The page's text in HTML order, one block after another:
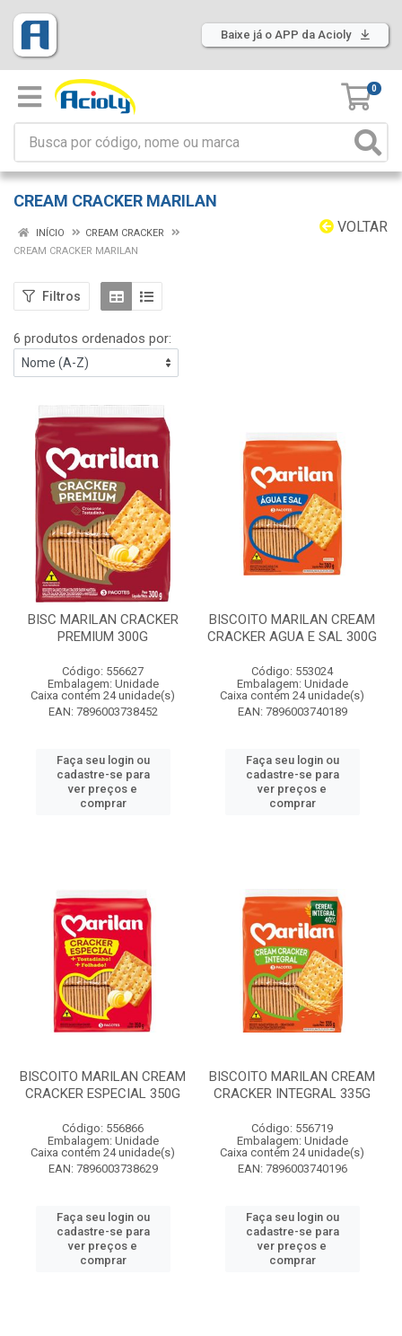
Baixe já o APP da Acioly
0
CREAM CRACKER MARILAN
VOLTAR
INÍCIO
CREAM CRACKER
CREAM CRACKER MARILAN
Filtros
6 produtos ordenados por:
BISC MARILAN CRACKER
PREMIUM 300G
Código: 556627
Embalagem: Unidade
Caixa contém 24 unidade(s)
EAN: 7896003738452
Faça seu login ou
cadastre-se para
ver preços e
comprar
BISCOITO MARILAN CREAM
CRACKER AGUA E SAL 300G
Código: 553024
Embalagem: Unidade
Caixa contém 24 unidade(s)
EAN: 7896003740189
Faça seu login ou
cadastre-se para
ver preços e
comprar
BISCOITO MARILAN CREAM
CRACKER ESPECIAL 350G
Código: 556866
Embalagem: Unidade
Caixa contém 24 unidade(s)
EAN: 7896003738629
Faça seu login ou
cadastre-se para
ver preços e
comprar
BISCOITO MARILAN CREAM
CRACKER INTEGRAL 335G
Código: 556719
Embalagem: Unidade
Caixa contém 24 unidade(s)
EAN: 7896003740196
Faça seu login ou
cadastre-se para
ver preços e
comprar